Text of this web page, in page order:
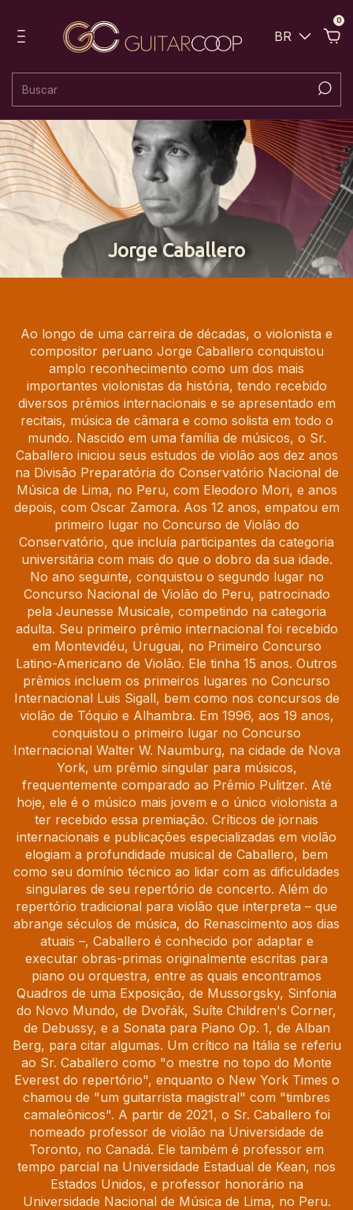
BR
0
Jorge Caballero
Ao longo de uma carreira de décadas, o violonista e
compositor peruano Jorge Caballero conquistou
amplo reconhecimento como um dos mais
importantes violonistas da história, tendo recebido
diversos prêmios internacionais e se apresentado em
recitais, música de câmara e como solista em todo o
mundo. Nascido em uma família de músicos, o Sr.
Caballero iniciou seus estudos de violão aos dez anos
na Divisão Preparatória do Conservatório Nacional de
Música de Lima, no Peru, com Eleodoro Mori, e anos
depois, com Oscar Zamora. Aos 12 anos, empatou em
primeiro lugar no Concurso de Violão do
Conservatório, que incluía participantes da categoria
universitária com mais do que o dobro da sua idade.
No ano seguinte, conquistou o segundo lugar no
Concurso Nacional de Violão do Peru, patrocinado
pela Jeunesse Musicale, competindo na categoria
adulta. Seu primeiro prêmio internacional foi recebido
em Montevidéu, Uruguai, no Primeiro Concurso
Latino-Americano de Violão. Ele tinha 15 anos. Outros
prêmios incluem os primeiros lugares no Concurso
Internacional Luis Sigall, bem como nos concursos de
violão de Tóquio e Alhambra. Em 1996, aos 19 anos,
conquistou o primeiro lugar no Concurso
Internacional Walter W. Naumburg, na cidade de Nova
York, um prêmio singular para músicos,
frequentemente comparado ao Prêmio Pulitzer. Até
hoje, ele é o músico mais jovem e o único violonista a
ter recebido essa premiação. Críticos de jornais
internacionais e publicações especializadas em violão
elogiam a profundidade musical de Caballero, bem
como seu domínio técnico ao lidar com as dificuldades
singulares de seu repertório de concerto. Além do
repertório tradicional para violão que interpreta – que
abrange séculos de música, do Renascimento aos dias
atuais –, Caballero é conhecido por adaptar e
executar obras-primas originalmente escritas para
piano ou orquestra, entre as quais encontramos
Quadros de uma Exposição, de Mussorgsky, Sinfonia
do Novo Mundo, de Dvořák, Suíte Children's Corner,
de Debussy, e a Sonata para Piano Op. 1, de Alban
Berg, para citar algumas. Um crítico na Itália se referiu
ao Sr. Caballero como "o mestre no topo do Monte
Everest do repertório", enquanto o New York Times o
chamou de "um guitarrista magistral" com "timbres
camaleônicos". A partir de 2021, o Sr. Caballero foi
nomeado professor de violão na Universidade de
Toronto, no Canadá. Ele também é professor em
tempo parcial na Universidade Estadual de Kean, nos
Estados Unidos, e professor honorário na
Universidade Nacional de Música de Lima, no Peru.